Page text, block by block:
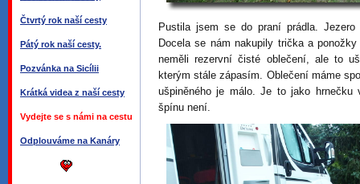
Čtvrtý rok naší cesty
Pátý rok naší cesty.
Pozvánka na Sicílii
Krátká videa z naší cesty
Vydejte se s námi na cestu
Odplouváme na Kanáry
Pustila jsem se do praní prádla.
Docela se nám nakupily trička a
neměli rezervní čisté oblečení, ale to
kterým stále zápasím. Oblečení máme
ušpiněného je málo. Je to jako
špínu není.